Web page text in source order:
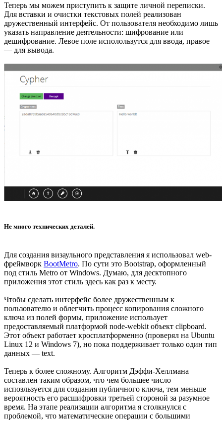
Теперь мы можем приступить к защите личной переписки.
Для вставки и очистки текстовых полей реализован
дружественный интерфейс. От пользователя необходимо лишь
указать направление деятельности: шифрование или
дешифрование. Левое поле исполользутся для ввода, правое
— для вывода.
Не много технических деталей.
Для создания визаульного представления я использовал web-
фреймворк BootMetro. По сути это Bootstrap, оформленный
под стиль Metro от Windows. Думаю, для десктопного
приложения этот стиль здесь как раз к месту.
Чтобы сделать интерфейс более дружественным к
пользователю и облегчить процесс копирования сложного
ключа из полей формы, приложение использует
предоставляемый платформой node-webkit объект clipboard.
Этот объект работает кросплатформенно (проверял на Ubuntu
Linux 12 и Windows 7), но пока поддерживает только один тип
данных — text.
Теперь к более сложному. Алгоритм Дэффи-Хеллмана
составлен таким образом, что чем большее число
испозльзуется для создания публичного ключа, тем меньше
вероятность его расшифровки третьей стороной за разумное
время. На этапе реализации алгоритма я столкнулся с
проблемой, что математические операции с большими